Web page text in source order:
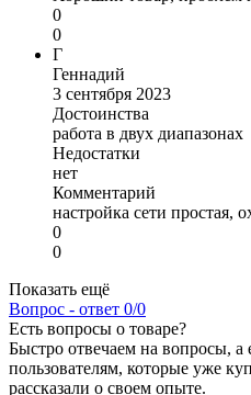
0
0
Г
Геннадий
3 сентября 2023
Достоинства
работа в двух диапазонах
Недостатки
нет
Комментарий
настройка сети простая,
0
0
Показать ещё
Вопрос - ответ 0/0
Есть вопросы о товаре?
Быстро отвечаем на вопросы, а
пользователям, которые уже
рассказали о своем опыте.